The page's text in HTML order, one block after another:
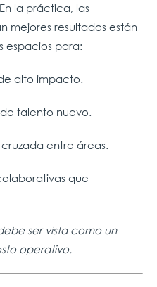
la práctica, las
mejores resultados están
espacios para:
alto impacto.
talento nuevo.
entre áreas.
que
ser vista como un
operativo.